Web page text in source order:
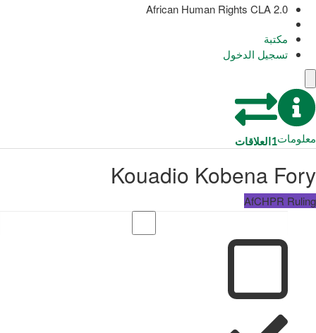
African Human Rights CLA 2.0
مكتبة
تسجيل الدخول
معلومات1العلاقات
Kouadio Kobena Fory
AfCHPR Ruling